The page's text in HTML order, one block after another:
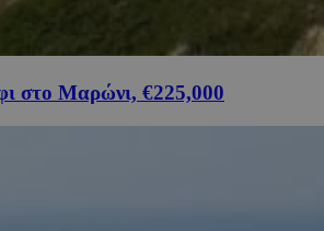
στο Μαρώνι, €225,000